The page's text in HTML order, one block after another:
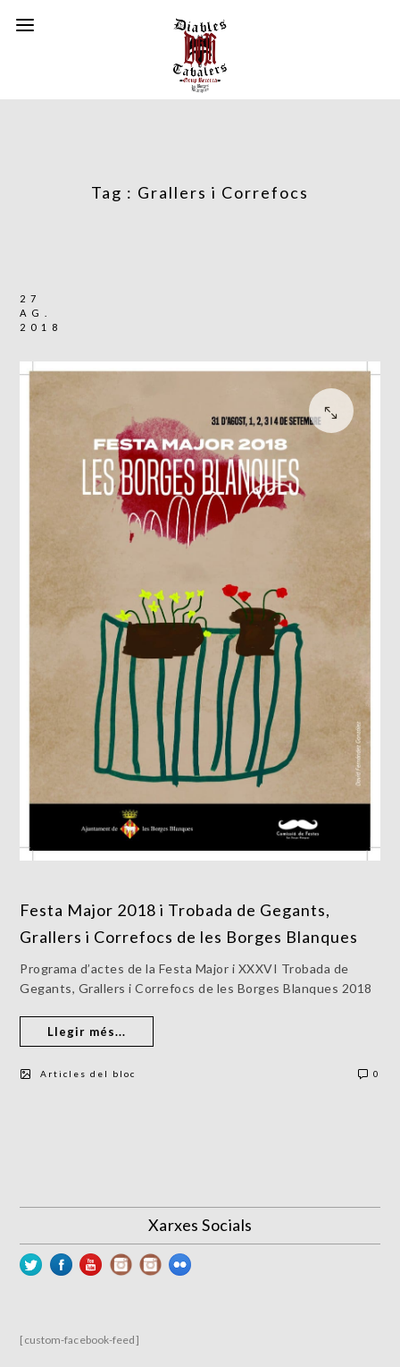
Tag : Grallers i Correfocs
27
AG.
2018
Festa Major 2018 i Trobada de Gegants,
Grallers i Correfocs de les Borges Blanques
Programa d’actes de la Festa Major i XXXVI Trobada de
Gegants, Grallers i Correfocs de les Borges Blanques 2018
Llegir més...
Articles del bloc 0
Xarxes Socials
[custom-facebook-feed]